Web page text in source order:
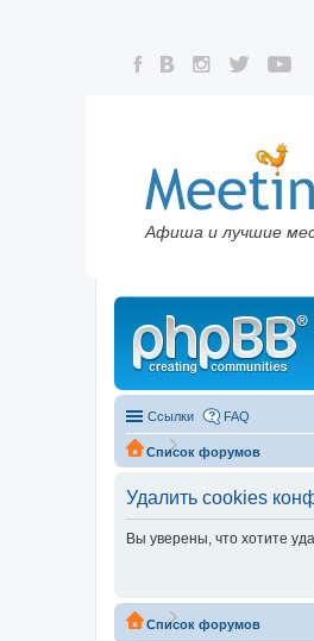
Афиша и лучшие
Ссылки FAQ
Список форумов
Удалить cookies
Вы уверены, что хотите
Список форумов